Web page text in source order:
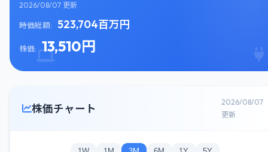
2026/08/07 更新
時価総額: 523,704百万円
株価: 13,510円
株価チャート
2026/08/07
更新